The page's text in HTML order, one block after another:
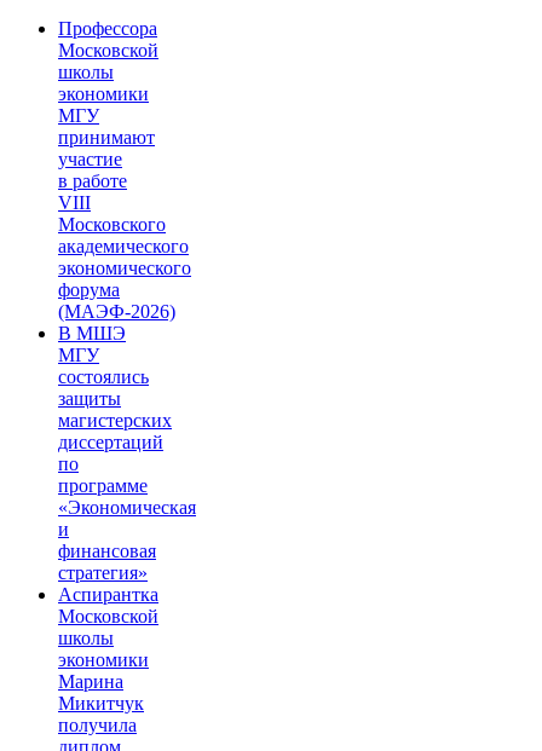
Профессора
Московской
школы
экономики
МГУ
принимают
участие
в работе
VIII
Московского
академического
экономического
форума
(МАЭФ-2026)
В МШЭ
МГУ
состоялись
защиты
магистерских
диссертаций
по
программе
«Экономическая
и
финансовая
стратегия»
Аспирантка
Московской
школы
экономики
Марина
Микитчук
получила
диплом